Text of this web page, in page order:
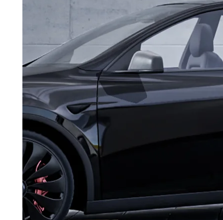
Daljinsko upravljanje putem aplikacijedonosi novu
razinu praktičnosti i kontrole nad procesom punjenja.
Zahvaljujući Wi-Fi povezivanju
, punjenje možete u
potpunosti nadzirati i prilagođavati bez potrebe da
napuštate svoj dom. Putem aplikacije moguće je
pokrenuti ili zaustaviti punjenje, podesitijačinu
strujeprema dostupnoj električnoj mreži te
odgoditi početak ili kraj punjenja
optimizirali troškovi i iskoristile niže tarife električne
energije.
Ova značajka osigurava da u svakom trenutku imate
potpunu kontrolu
potrošnjom energije, dok integracija sTuya
aplikacijom omogućuje dodatne opcije